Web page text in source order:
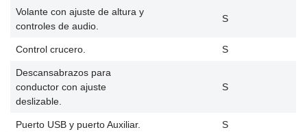
Volante con ajuste de altura y
controles de audio.
S
Control crucero. S
Descansabrazos para
conductor con ajuste
deslizable.
S
Puerto USB y puerto Auxiliar. S